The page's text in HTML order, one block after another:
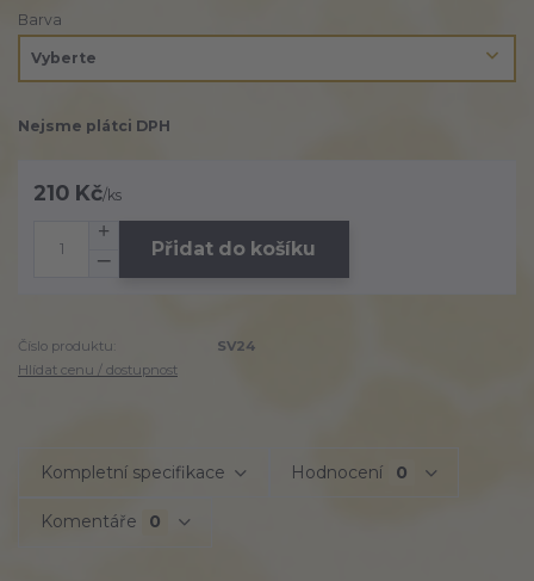
Barva
Nejsme plátci DPH
210 Kč/ks
Přidat do košíku
Číslo produktu:
SV24
Hlídat cenu / dostupnost
Kompletní specifikace Hodnocení 0
Komentáře 0